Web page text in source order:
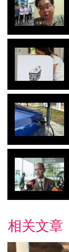
相关文章